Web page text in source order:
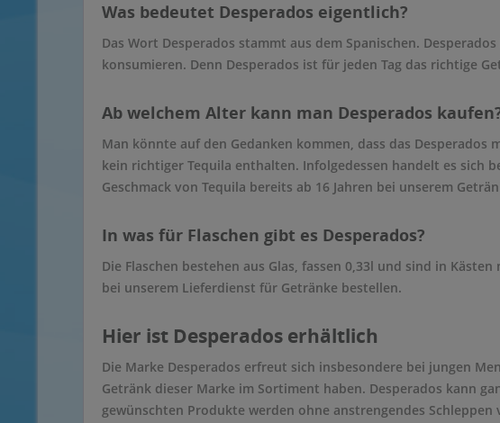
Was bedeutet Desperados eigentlich?
Das Wort Desperados stammt aus dem Spanischen.
konsumieren. Denn Desperados ist für jeden Tag das richtige
Ab welchem Alter kann man Desperados
Man könnte auf den Gedanken kommen, dass das
kein richtiger Tequila enthalten. Infolgedessen handelt es sich
Geschmack von Tequila bereits ab 16 Jahren bei unserem
In was für Flaschen gibt es Desperados?
Die Flaschen bestehen aus Glas, fassen 0,33l und sind in
bei unserem Lieferdienst für Getränke bestellen.
Hier ist Desperados erhältlich
Die Marke Desperados erfreut sich insbesondere bei jungen
Getränk dieser Marke im Sortiment haben. Desperados kann
gewünschten Produkte werden ohne anstrengendes